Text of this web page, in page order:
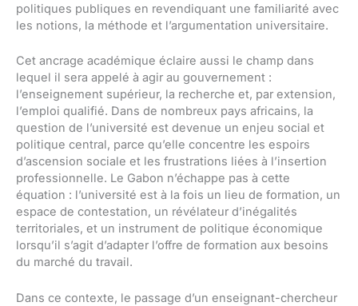
politiques publiques en revendiquant une familiarité avec
les notions, la méthode et l’argumentation universitaire.
Cet ancrage académique éclaire aussi le champ dans
lequel il sera appelé à agir au gouvernement :
l’enseignement supérieur, la recherche et, par extension,
l’emploi qualifié. Dans de nombreux pays africains, la
question de l’université est devenue un enjeu social et
politique central, parce qu’elle concentre les espoirs
d’ascension sociale et les frustrations liées à l’insertion
professionnelle. Le Gabon n’échappe pas à cette
équation : l’université est à la fois un lieu de formation, un
espace de contestation, un révélateur d’inégalités
territoriales, et un instrument de politique économique
lorsqu’il s’agit d’adapter l’offre de formation aux besoins
du marché du travail.
Dans ce contexte, le passage d’un enseignant-chercheur